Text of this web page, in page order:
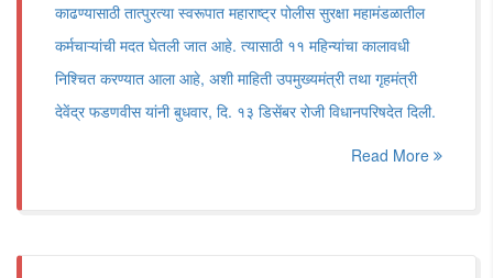
काढण्यासाठी तात्पुरत्या स्वरूपात महाराष्ट्र पोलीस सुरक्षा महामंडळातील
कर्मचाऱ्यांची मदत घेतली जात आहे. त्यासाठी ११ महिन्यांचा कालावधी
निश्चित करण्यात आला आहे, अशी माहिती उपमुख्यमंत्री तथा गृहमंत्री
देवेंद्र फडणवीस यांनी बुधवार, दि. १३ डिसेंबर रोजी विधानपरिषदेत दिली.
Read More